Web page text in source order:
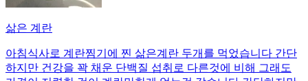
삶은 계란
아침식사로 계란찜기에 찐 삶은계란 두개를 먹었습니다 간단
하지만 건강을 꽉 채운 단백질 섭취로 다른것에 비해 그래도